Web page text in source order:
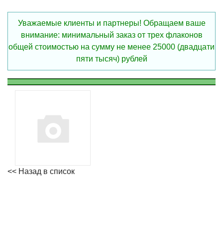
Уважаемые клиенты и партнеры! Обращаем ваше
внимание: минимальный заказ от трех флаконов
общей стоимостью на сумму не менее 25000 (двадцати
пяти тысяч) рублей
<< Назад в список